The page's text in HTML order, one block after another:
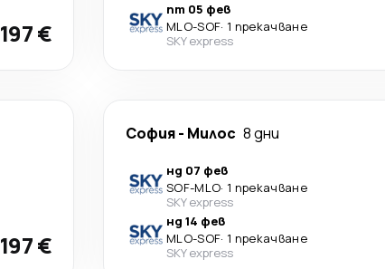
197 €
пт 05 фев
MLO-SOF· 1 прекачване
SKY express
197 €
София- Милос 8 дни
нд 07 фев
SOF-MLO· 1 прекачване
SKY express
нд 14 фев
MLO-SOF· 1 прекачване
SKY express